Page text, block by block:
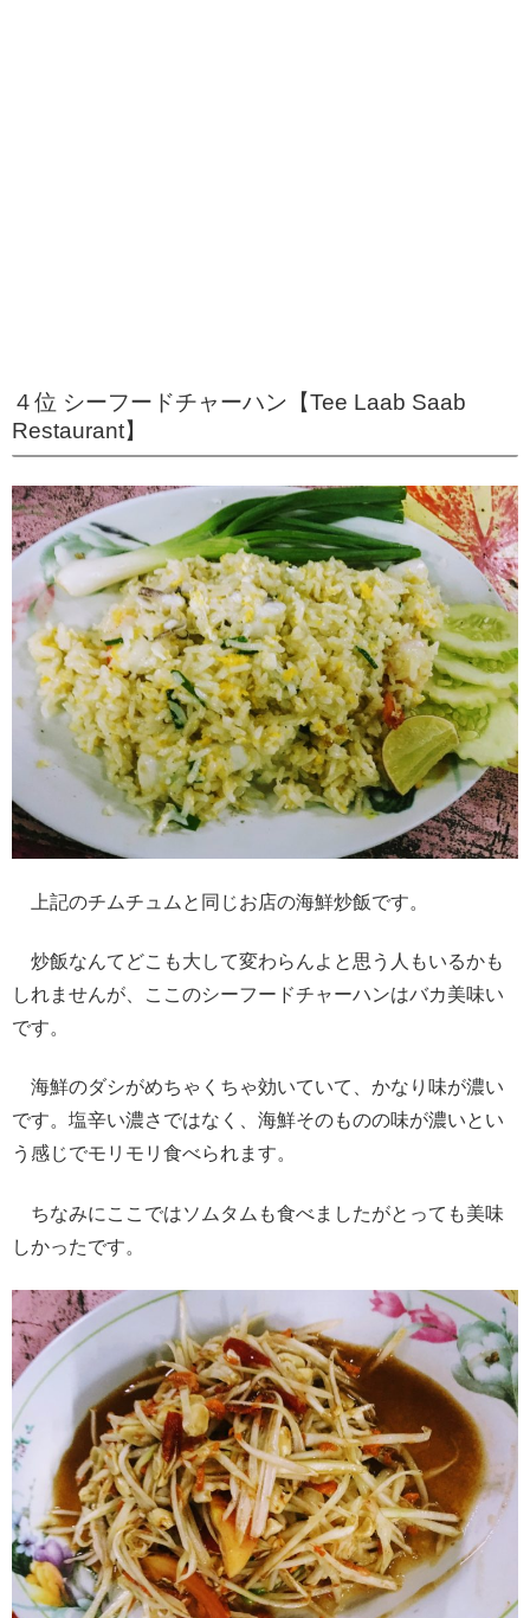
４位 シーフードチャーハン【Tee Laab Saab
Restaurant】
上記のチムチュムと同じお店の海鮮炒飯です。
炒飯なんてどこも大して変わらんよと思う人もいるかも
しれませんが、ここのシーフードチャーハンはバカ美味い
です。
海鮮のダシがめちゃくちゃ効いていて、かなり味が濃い
です。塩辛い濃さではなく、海鮮そのものの味が濃いとい
う感じでモリモリ食べられます。
ちなみにここではソムタムも食べましたがとっても美味
しかったです。